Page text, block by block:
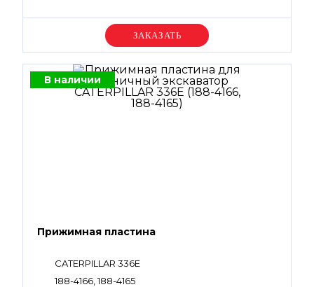
Уточняйте цену
В наличии
Прижимная пластина
CATERPILLAR 336E
188-4166, 188-4165